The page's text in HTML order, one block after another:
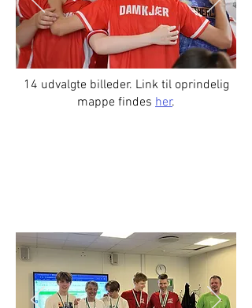
14 udvalgte billeder. Link til oprindelig
mappe findes her.